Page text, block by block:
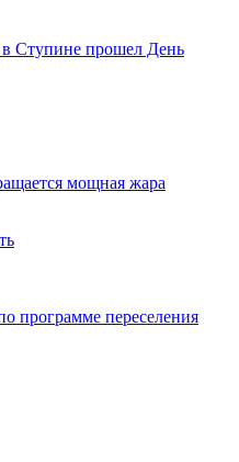
Ступине прошел День
мощная жара
программе переселения